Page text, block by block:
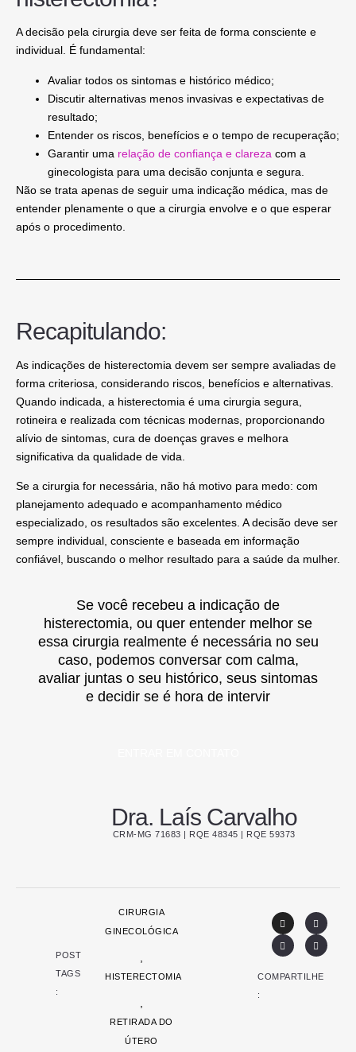
A decisão pela cirurgia deve ser feita de forma consciente e
individual. É fundamental:
Avaliar todos os sintomas e histórico médico;
Discutir alternativas menos invasivas e expectativas de
resultado;
Entender os riscos, benefícios e o tempo de recuperação;
Garantir uma relação de confiança e clareza com a
ginecologista para uma decisão conjunta e segura.
Não se trata apenas de seguir uma indicação médica, mas de
entender plenamente o que a cirurgia envolve e o que esperar
após o procedimento.
Recapitulando:
As indicações de histerectomia devem ser sempre avaliadas de
forma criteriosa, considerando riscos, benefícios e alternativas
Quando indicada, a histerectomia é uma cirurgia segura,
rotineira e realizada com técnicas modernas, proporcionando
alívio de sintomas, cura de doenças graves e melhora
significativa da qualidade de vida.
Se a cirurgia for necessária, não há motivo para medo: com
planejamento adequado e acompanhamento médico
especializado, os resultados são excelentes. A decisão deve ser
sempre individual, consciente e baseada em informação
confiável, buscando o melhor resultado para a saúde da mulher.
Se você recebeu a indicação de
histerectomia, ou quer entender melhor se
essa cirurgia realmente é necessária no seu
caso, podemos conversar com calma,
avaliar juntas o seu histórico, seus sintomas
e decidir se é hora de intervir
Dra. Laís Carvalho
CRM-MG 71683 | RQE 48345 | RQE 59373
POST
TAGS
:
CIRURGIA
GINECOLÓGICA
HISTERECTOMIA
RETIRADA DO
ÚTERO
COMPARTILHE
: